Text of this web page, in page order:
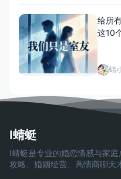
给所
这10
蜻
I蜻蜓
I蜻蜓是专业的婚恋情感与家
攻略、婚姻经营、高情商聊天